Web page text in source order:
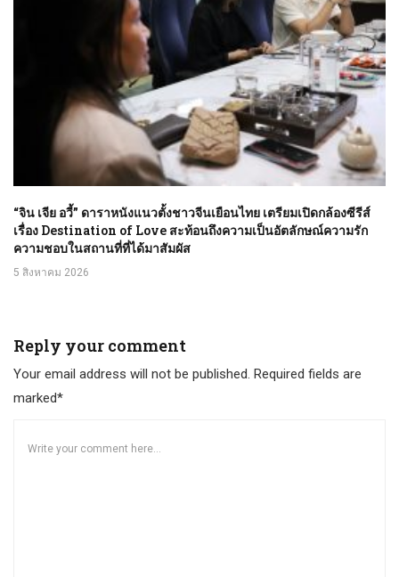
“จิน เจีย อวี้” ดาราหนังแนวตั้งชาวจีนเยือนไทย เตรียมเปิดกล้องซีรีส์
เรื่อง Destination of Love สะท้อนถึงความเป็นอัตลักษณ์ความรัก
ความชอบในสถานที่ที่ได้มาสัมผัส
5 สิงหาคม 2026
Reply your comment
Your email address will not be published. Required fields are
marked*